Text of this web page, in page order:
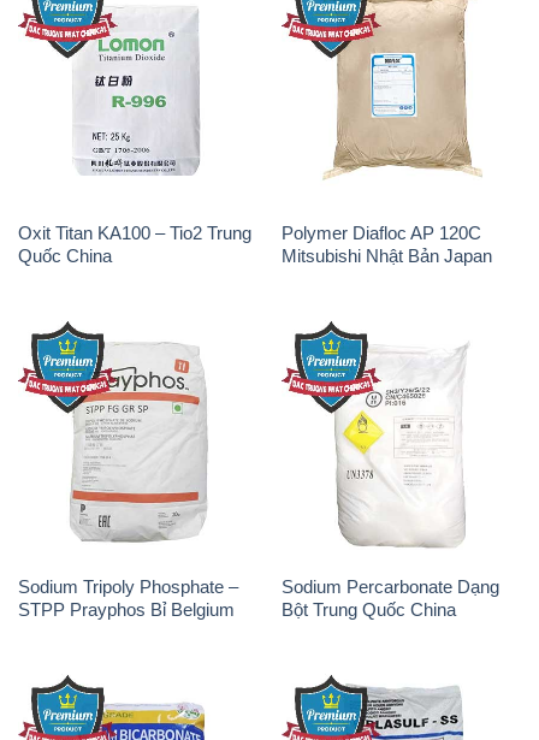
Oxit Titan KA100 – Tio2 Trung
Quốc China
Polymer Diafloc AP 120C
Mitsubishi Nhật Bản Japan
Sodium Tripoly Phosphate –
STPP Prayphos Bỉ Belgium
Sodium Percarbonate Dạng
Bột Trung Quốc China